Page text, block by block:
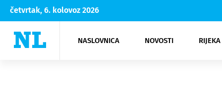
četvrtak, 6. kolovoz 2026
NASLOVNICA NOVOSTI
Rijeka Opatija
NK
Moda
Kultura